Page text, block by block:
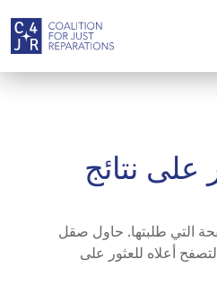
على نتائج
التي طلبتها. حاول صقل
أعلاه للعثور على